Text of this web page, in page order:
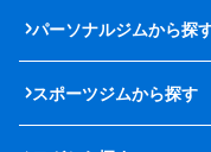
パーソナルジムから探
スポーツジムから探す